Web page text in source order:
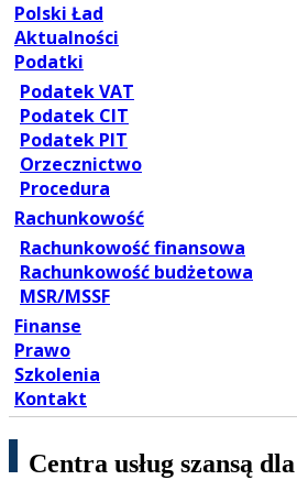
Polski Ład
Aktualności
Podatki
Podatek VAT
Podatek CIT
Podatek PIT
Orzecznictwo
Procedura
Rachunkowość
Rachunkowość finansowa
Rachunkowość budżetowa
MSR/MSSF
Finanse
Prawo
Szkolenia
Kontakt
Centra usług szansą